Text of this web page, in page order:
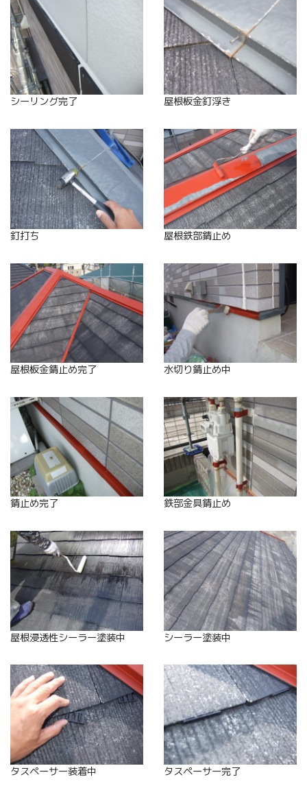
シーリング完了 屋根板金釘浮き
釘打ち 屋根鉄部錆止め
屋根板金錆止め完了 水切り錆止め中
錆止め完了 鉄部金具錆止め
屋根浸透性シーラー塗装中 シーラー塗装中
タスペーサー装着中 タスペーサー完了